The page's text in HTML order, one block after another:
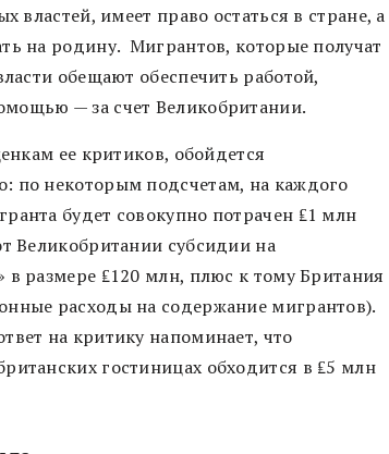
властей, имеет право остаться в стране, а
на родину. Мигрантов, которые получат
обещают обеспечить работой,
— за счет Великобритании.
ее критиков, обойдется
по некоторым подсчетам, на каждого
будет совокупно потрачен ₤1 млн
Великобритании субсидии на
в размере ₤120 млн, плюс к тому Британия
расходы на содержание мигрантов).
на критику напоминает, что
гостиницах обходится в ₤5 млн